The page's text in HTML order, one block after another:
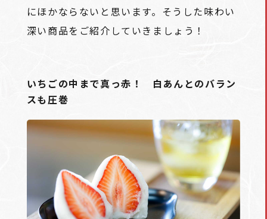
にほかならないと思います。そうした味わい
深い商品をご紹介していきましょう！
いちごの中まで真っ赤！ 白あんとのバラン
スも圧巻